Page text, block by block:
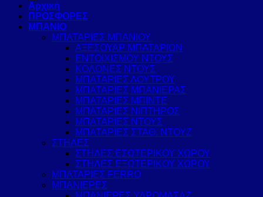
Αρχική
ΠΡΟΣΦΟΡΕΣ
ΜΠΑΝΙΟ
ΜΠΑΤΑΡΙΕΣ ΜΠΑΝΙΟΥ
ΑΞΕΣΟΥΑΡ ΜΠΑΤΑΡΙΩΝ
ΕΝΤΟΙΧΙΣΜΟΥ ΝΤΟΥΣ
ΚΟΛΟΝΕΣ ΝΤΟΥΣ
ΜΠΑΤΑΡΙΕΣ ΛΟΥΤΡΟΥ
ΜΠΑΤΑΡΙΕΣ ΜΠΑΝΙΕΡΑΣ
ΜΠΑΤΑΡΙΕΣ ΜΠΙΝΤΕ
ΜΠΑΤΑΡΙΕΣ ΝΙΠΤΗΡΟΣ
ΜΠΑΤΑΡΙΕΣ ΝΤΟΥΣ
ΜΠΑΤΑΡΙΕΣ ΣΤΑΘ. ΝΤΟΥΖ
ΣΤΗΛΕΣ
ΣΤΗΛΕΣ ΕΣΩΤΕΡΙΚΟΥ ΧΩΡΟΥ
ΣΤΗΛΕΣ ΕΞΩΤΕΡΙΚΟΥ ΧΩΡΟΥ
ΜΠΑΤΑΡΙΕΣ FERRO
ΜΠΑΝΙΕΡΕΣ